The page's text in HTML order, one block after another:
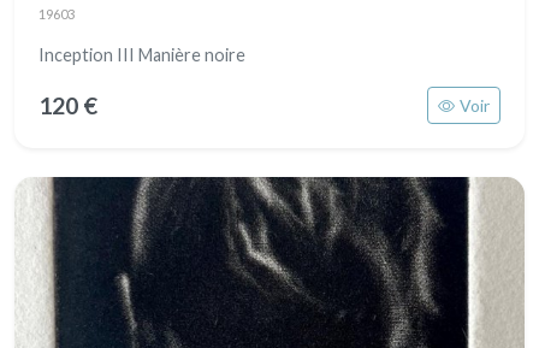
19603
Inception III Manière noire
120 € Voir